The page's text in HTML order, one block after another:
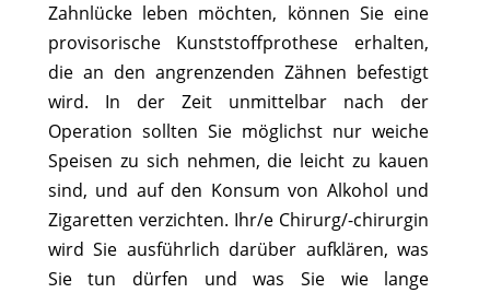
Zahnlücke leben möchten, können Sie eine
provisorische Kunststoffprothese erhalten,
die an den angrenzenden Zähnen befestigt
wird. In der Zeit unmittelbar nach der
Operation sollten Sie möglichst nur weiche
Speisen zu sich nehmen, die leicht zu kauen
sind, und auf den Konsum von Alkohol und
Zigaretten verzichten. Ihr/e Chirurg/-chirurgin
wird Sie ausführlich darüber aufklären, was
Sie tun dürfen und was Sie wie lange